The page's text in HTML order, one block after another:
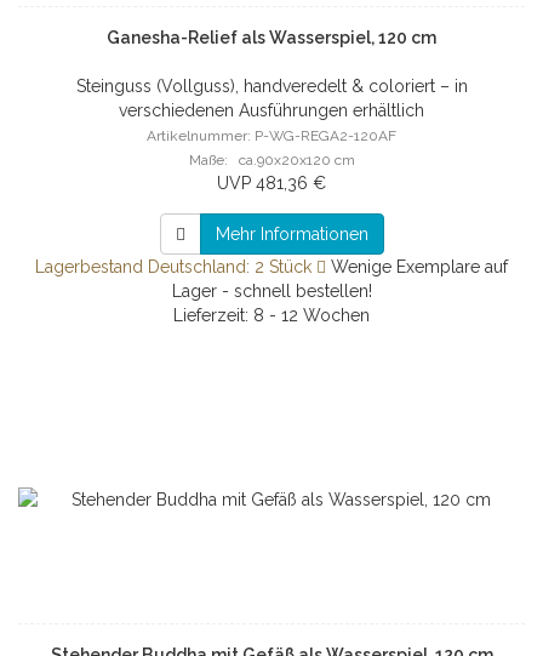
Ganesha-Relief als Wasserspiel, 120 cm
Steinguss (Vollguss), handveredelt & coloriert – in
verschiedenen Ausführungen erhältlich
Artikelnummer: P-WG-REGA2-120AF
Maße: ca.90x20x120 cm
UVP 481,36 €
Mehr Informationen
Lagerbestand Deutschland: 2 Stück
Wenige Exemplare auf
Lager - schnell bestellen!
Lieferzeit: 8 - 12 Wochen